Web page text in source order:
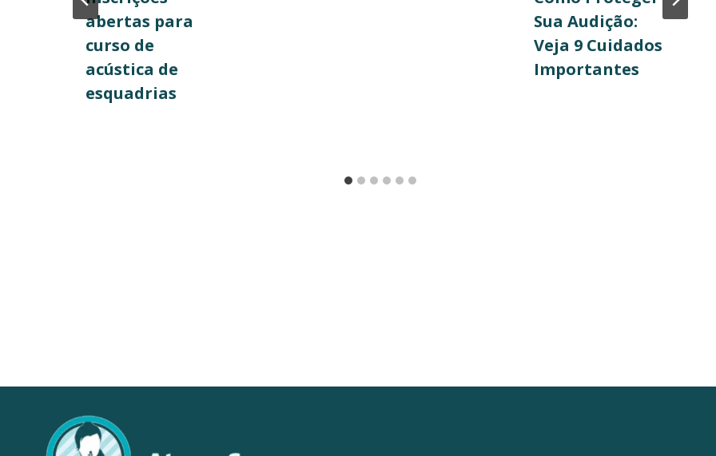
abertas para
curso de
acústica de
esquadrias
Sua Audição:
Veja 9 Cuidados
Importantes